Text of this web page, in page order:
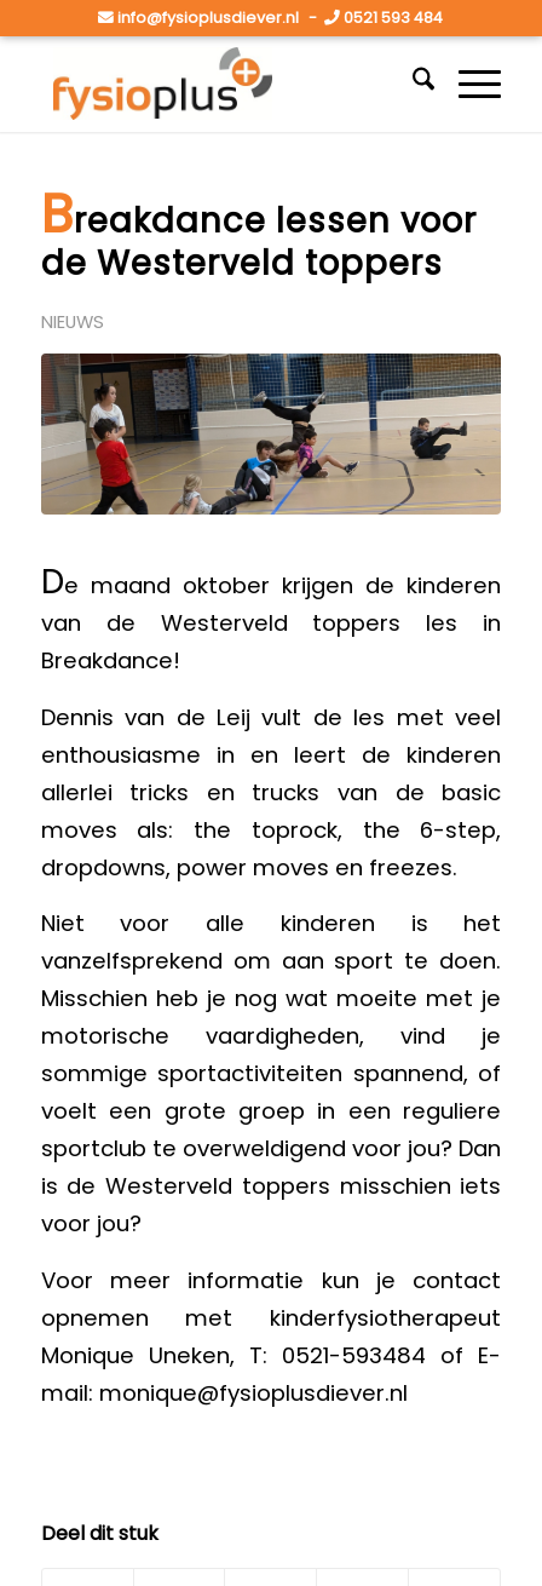
info@fysioplusdiever.nl - 0521 593 484
Breakdance lessen voor
de Westerveld toppers
NIEUWS
De maand oktober krijgen de kinderen
van de Westerveld toppers les in
Breakdance!
Dennis van de Leij vult de les met veel
enthousiasme in en leert de kinderen
allerlei tricks en trucks van de basic
moves als: the toprock, the 6-step,
dropdowns, power moves en freezes.
Niet voor alle kinderen is het
vanzelfsprekend om aan sport te doen.
Misschien heb je nog wat moeite met je
motorische vaardigheden, vind je
sommige sportactiviteiten spannend, of
voelt een grote groep in een reguliere
sportclub te overweldigend voor jou? Dan
is de Westerveld toppers misschien iets
voor jou?
Voor meer informatie kun je contact
opnemen met kinderfysiotherapeut
Monique Uneken, T: 0521-593484 of E-
mail: monique@fysioplusdiever.nl
Deel dit stuk